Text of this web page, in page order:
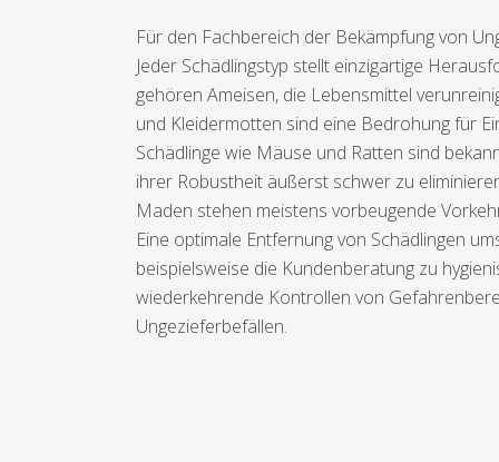
Für den Fachbereich der Bekämpfung von
Jeder Schädlingstyp stellt einzigartige
gehören Ameisen, die Lebensmittel
und Kleidermotten sind eine Bedrohung für
Schädlinge wie Mäuse und Ratten sind
ihrer Robustheit äußerst schwer zu
Maden stehen meistens vorbeugende
Eine optimale Entfernung von Schädlingen
beispielsweise die Kundenberatung zu
wiederkehrende Kontrollen von
Ungezieferbefällen.